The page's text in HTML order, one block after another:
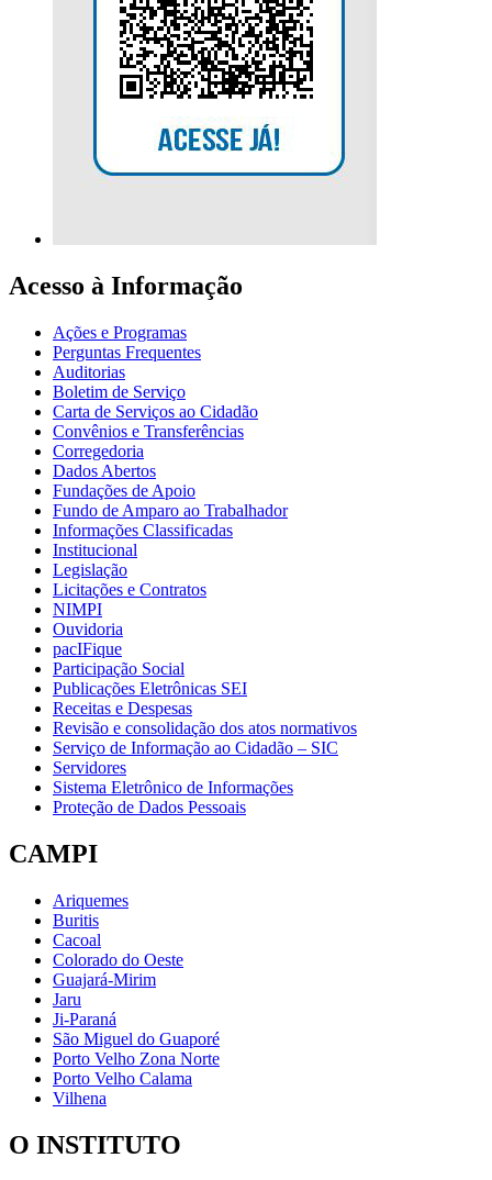
Acesso à Informação
Ações e Programas
Perguntas Frequentes
Auditorias
Boletim de Serviço
Carta de Serviços ao Cidadão
Convênios e Transferências
Corregedoria
Dados Abertos
Fundações de Apoio
Fundo de Amparo ao Trabalhador
Informações Classificadas
Institucional
Legislação
Licitações e Contratos
NIMPI
Ouvidoria
pacIFique
Participação Social
Publicações Eletrônicas SEI
Receitas e Despesas
Revisão e consolidação dos atos normativos
Serviço de Informação ao Cidadão – SIC
Servidores
Sistema Eletrônico de Informações
Proteção de Dados Pessoais
CAMPI
Ariquemes
Buritis
Cacoal
Colorado do Oeste
Guajará-Mirim
Jaru
Ji-Paraná
São Miguel do Guaporé
Porto Velho Zona Norte
Porto Velho Calama
Vilhena
O INSTITUTO